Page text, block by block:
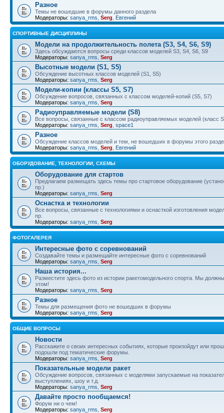
Разное
Темы не вошедшие в форумы данного раздела
Модераторы: sanya_rms Serg Евгений
СПОРТИВНЫЕ ДИСЦИПЛИНЫ
Модели на продолжительность полета (S3, S4, S6, S9)
Здесь обсуждаются вопросы среди классов моделей S3, S4, S6, S9
Модераторы: sanya_rms Serg
Высотные модели (S1, S5)
Обсуждение высотных классов моделей (S1, S5)
Модераторы: sanya_rms Serg
Модели-копии (классы S5, S7)
Обсуждение вопросов, связанных с классом моделей-копий (S5, S7)
Модераторы: sanya_rms Serg
Радиоуправляемые модели (S8)
Все вопросы, связанные с классом радиоуправляемых моделей (класс
Модераторы: sanya_rms Serg space1
Разное
Обсуждение классов моделей и тем, не вошедших в форумы этого
Модераторы: sanya_rms Serg Евгений
ОБОРУДОВАНИЕ, ТЕХНОЛОГИИ, СХЕМЫ
Оборудование для стартов
Предлагаем размещать здесь темы про стартовое оборудование
пр.)
Модераторы: sanya_rms Serg
Оснастка и технологии
Все вопросы, связанные с технологиями и оснасткой изготовления
пр.
Модераторы: sanya_rms Serg
ФОТОГАЛЕРЕЯ
Интересные фото с соревнований
Создавайте темы и размещайте интересные фото с соревнований
Модераторы: sanya_rms Serg
Наша история...
Разместите здесь фото из истории ракетомодельного спорта. Мы
этом!
Модераторы: sanya_rms Serg
Разное
Темы для размещения фото не вошедших в форумы
Модераторы: sanya_rms Serg
ОБЩИЕ ВОПРОСЫ
Новости
Расскажите о своих интересных событиях, которые произойдут или
подошли под тематические форумы.
Модераторы: sanya_rms Serg
Показательные модели ракет
Обсуждение вопросов, связанных с моделями запускаемые на
выступлениях, шоу и т.д.
Модераторы: sanya_rms Serg
Давайте просто пообщаемся!
Форум ни о чем!
Модераторы: sanya_rms Serg